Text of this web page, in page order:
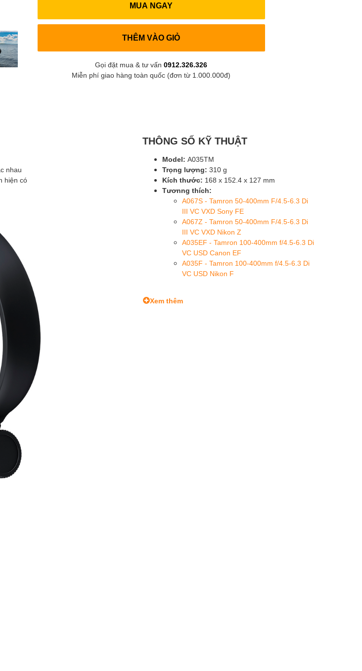
MUA NGAY
THÊM VÀO GIỎ
Gọi đặt mua & tư vấn0912.326.326
Miễn phí giao hàng toàn quốc (đơn từ 1.000.000đ)
nhau
hiện có
THÔNG SỐ KỸ THUẬT
Model: A035TM
Trọng lượng: 310 g
Kích thước: 168 x 152.4 x 127 mm
Tươnng thích:
A067S - Tamron 50-400mm F/4.5-6.3 Di
III VC VXD Sony FE
A067Z - Tamron 50-400mm F/4.5-6.3 Di
III VC VXD Nikon Z
A035EF - Tamron 100-400mm f/4.5-6.3 Di
VC USD Canon EF
A035F - Tamron 100-400mm f/4.5-6.3 Di
VC USD Nikon F
Xem thêm